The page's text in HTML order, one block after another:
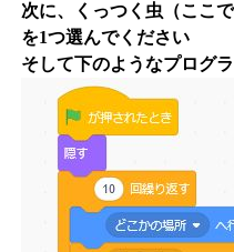
次に、くっつく虫（ここ
を1つ選んでください
そして下のようなプログ